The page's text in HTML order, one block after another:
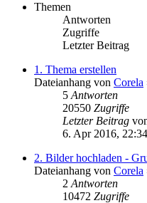
Themen
Antworten
Zugriffe
Letzter Beitrag
1. Thema erstellen
Dateianhang von Corela
5 Antworten
20550 Zugriffe
Letzter Beitrag
6. Apr 2016, 22:34
2. Bilder hochladen -
Dateianhang von Corela
2 Antworten
10472 Zugriffe